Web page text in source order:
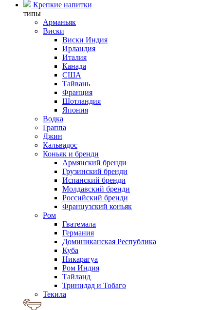
Крепкие напитки
типы
Арманьяк
Виски
Виски Индия
Ирландия
Италия
Канада
США
Тайвань
Франция
Шотландия
Япония
Водка
Граппа
Джин
Кальвадос
Коньяк и бренди
Армянский бренди
Грузинский бренди
Испанский бренди
Молдавский бренди
Российский бренди
Французский коньяк
Ром
Гватемала
Германия
Доминиканская Республика
Куба
Никарагуа
Ром Индия
Тайланд
Тринидад и Тобаго
Текила